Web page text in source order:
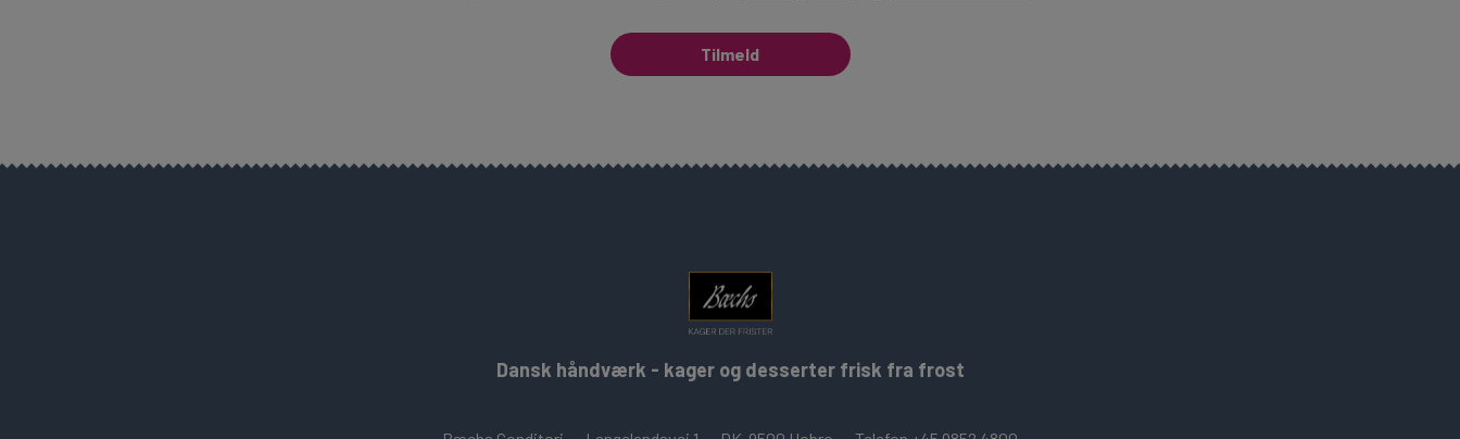
Tilmeld
Dansk håndværk - kager og desserter frisk fra frost